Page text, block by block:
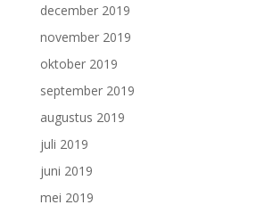
december 2019
november 2019
oktober 2019
september 2019
augustus 2019
juli 2019
juni 2019
mei 2019